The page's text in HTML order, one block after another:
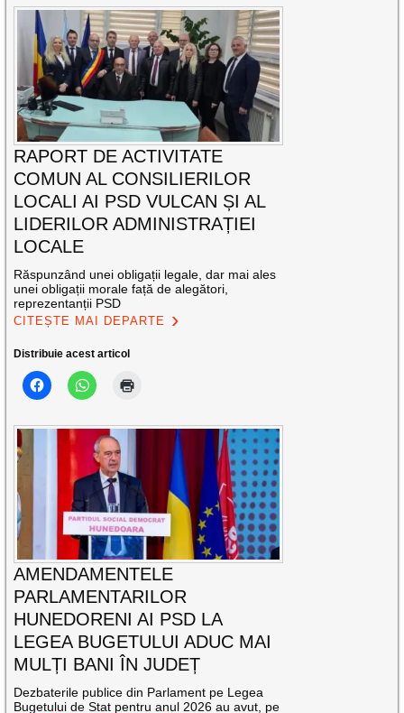
RAPORT DE ACTIVITATE
COMUN AL CONSILIERILOR
LOCALI AI PSD VULCAN ȘI AL
LIDERILOR ADMINISTRAȚIEI
LOCALE
Răspunzând unei obligații legale, dar mai ales
unei obligații morale față de alegători,
reprezentanții PSD
CITEȘTE MAI DEPARTE
Distribuie acest articol
AMENDAMENTELE
PARLAMENTARILOR
HUNEDORENI AI PSD LA
LEGEA BUGETULUI ADUC MAI
MULȚI BANI ÎN JUDEȚ
Dezbaterile publice din Parlament pe Legea
Bugetului de Stat pentru anul 2026 au avut, pe